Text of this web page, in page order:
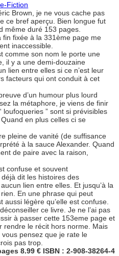
Fiction
Brown, je ne vous cache pas
ce bref aperçu. Bien longue fut
même duré 153 pages.
fin fixée à la 331ème page me
inaccessible.
comme son nom le porte une
il y a une demi-douzaine
lien entre elles si ce n’est leur
facteurs qui ont conduit à cet
d’un humour plus lourd
la métaphore, je viens de finir
loufoqueries ” sont si prévisibles
en plus celles ci se
pleine de vanité (de suffisance
à la sauce Alexander. Quand
de paire avec la raison,
confuse et souvent
dit les histoires des
lien entre elles. Et jusqu’à la
En une phrase qui peut
aussi légère qu’elle est confuse.
ce livre. Je ne l’ai pas
à passer cette 153eme page et
rendre le récit hors norme. Mais
vous pensez que je rate le
pas trop.
8.99 € ISBN : 2-908-38264-4